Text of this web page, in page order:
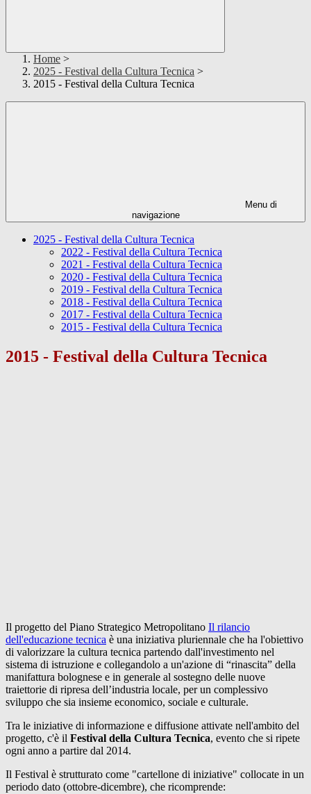
Home >
2025 - Festival della Cultura Tecnica >
2015 - Festival della Cultura Tecnica
Menu di
navigazione
2025 - Festival della Cultura Tecnica
2022 - Festival della Cultura Tecnica
2021 - Festival della Cultura Tecnica
2020 - Festival della Cultura Tecnica
2019 - Festival della Cultura Tecnica
2018 - Festival della Cultura Tecnica
2017 - Festival della Cultura Tecnica
2015 - Festival della Cultura Tecnica
2015 - Festival della Cultura Tecnica
Il progetto del Piano Strategico Metropolitano Il rilancio
dell'educazione tecnica è una iniziativa pluriennale che ha l'obiettivo
di valorizzare la cultura tecnica partendo dall'investimento nel
sistema di istruzione e collegandolo a un'azione di “rinascita” della
manifattura bolognese e in generale al sostegno delle nuove
traiettorie di ripresa dell’industria locale, per un complessivo
sviluppo che sia insieme economico, sociale e culturale.
Tra le iniziative di informazione e diffusione attivate nell'ambito del
progetto, c'è il Festival della Cultura Tecnica, evento che si ripete
ogni anno a partire dal 2014.
Il Festival è strutturato come "cartellone di iniziative" collocate in un
periodo dato (ottobre-dicembre), che ricomprende: